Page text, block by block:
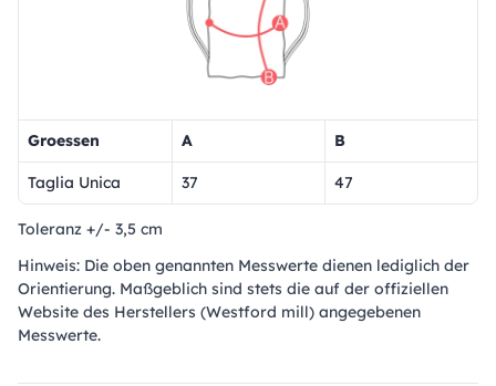
Groessen A B
Taglia Unica 37 47
Toleranz +/- 3,5 cm
Hinweis: Die oben genannten Messwerte dienen lediglich der
Orientierung. Maßgeblich sind stets die auf der offiziellen
Website des Herstellers (Westford mill) angegebenen
Messwerte.